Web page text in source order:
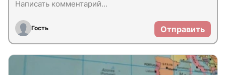
Гость Отправить